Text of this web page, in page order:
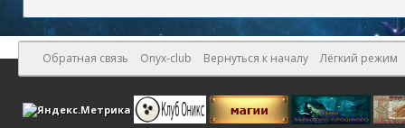
Обратная связь Onyx-club Вернуться к началу Лёгкий режим